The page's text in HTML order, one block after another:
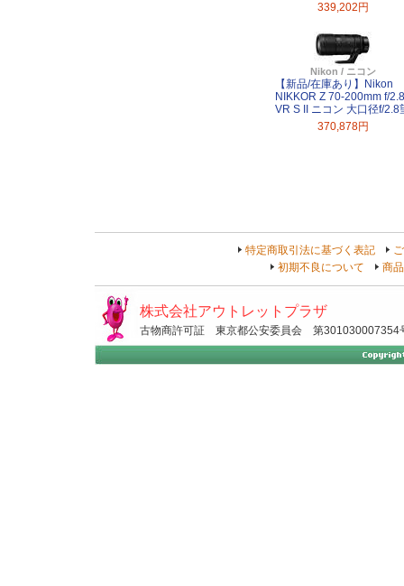
339,202円
Nikon / ニコン
【新品/在庫あり】Nikon
NIKKOR Z 70-200mm f/2.8
VR S II ニコン 大口径f/2.8
370,878円
特定商取引法に基づく表記
初期不良について
商
株式会社アウトレットプラザ
古物商許可証 東京都公安委員会 第301030007354